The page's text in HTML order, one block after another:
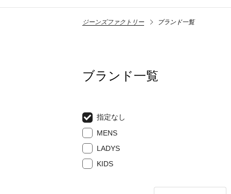
ジーンズファクトリー ブランド一覧
ブランド一覧
指定なし
MENS
LADYS
KIDS